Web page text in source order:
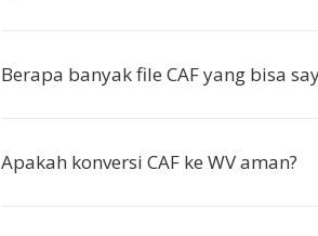
Berapa banyak file CAF yang bisa
Apakah konversi CAF ke WV aman?